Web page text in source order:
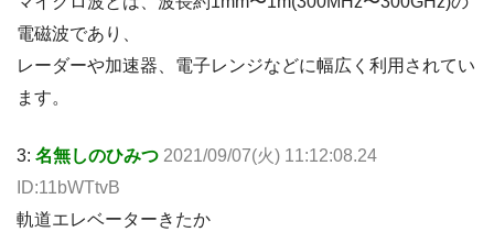
電磁波であり、
レーダーや加速器、電子レンジなどに幅広く利用されてい
ます。
3: 名無しのひみつ 2021/09/07(火) 11:12:08.24
ID:11bWTtvB
軌道エレベーターきたか